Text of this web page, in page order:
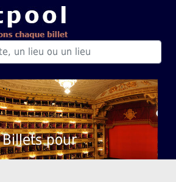
Billets pour